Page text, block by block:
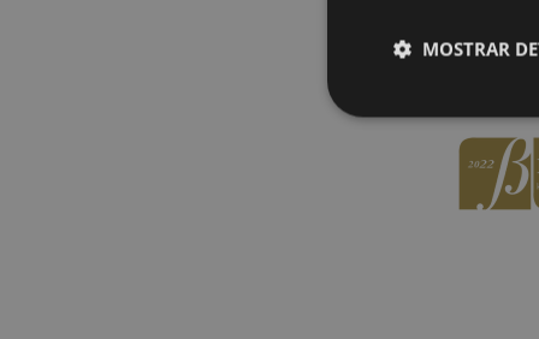
MOSTRAR